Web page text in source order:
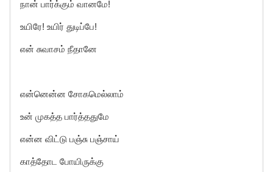
நான் பார்க்கும் வானமே!
உயிரே! உயிர் துடிப்பே!
என் சுவாசம் நீதானே
என்னென்ன சோகமெல்லாம்
உன் முகத்த பார்த்ததுமே
என்ன விட்டு பஞ்சு பஞ்சாய்
காத்தோட போயிருக்கு